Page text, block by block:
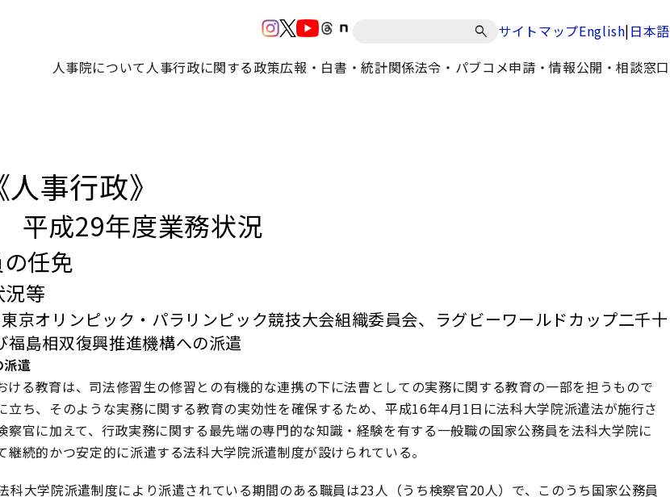
サイトマップEnglish|日本語
人事院について 人事行政に関する政策広報・白書・統計関係法令・パブコメ申請・情報公開・相談窓口
事行政》
平成29年度業務状況
任免
等
京オリンピック・パラリンピック競技大会組織委員会、ラグビーワールドカップ二千十
福島相双復興推進機構への派遣
派遣
ける教育は、司法修習生の修習との有機的な連携の下に法曹としての実務に関する教育の一部を担うもので
立ち、そのような実務に関する教育の実効性を確保するため、平成16年4月1日に法科大学院派遣法が施行さ
察官に加えて、行政実務に関する最先端の専門的な知識・経験を有する一般職の国家公務員を法科大学院に
継続的かつ安定的に派遣する法科大学院派遣制度が設けられている。
科大学院派遣制度により派遣されている期間のある職員は23人（うち検察官20人）で、このうち国家公務員